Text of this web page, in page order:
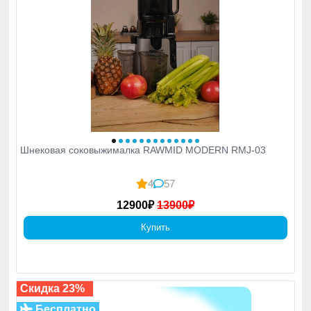
Шнековая соковыжималка RAWMID MODERN RMJ-03
4
57
12900₽ 13900₽
Купить
Скидка 23%